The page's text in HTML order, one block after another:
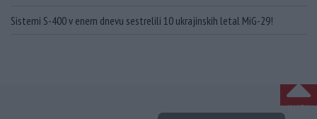
Sistemi S-400 v enem dnevu sestrelili 10 ukrajinskih letal MiG-29!
NA VRH